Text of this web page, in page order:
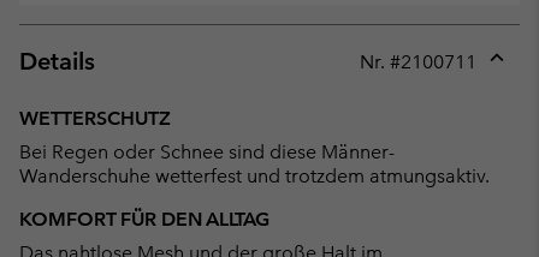
Details Nr. #2100711
WETTERSCHUTZ
Bei Regen oder Schnee sind diese Männer-
Wanderschuhe wetterfest und trotzdem atmungsaktiv.
KOMFORT FÜR DEN ALLTAG
Das nahtlose Mesh und der große Halt im